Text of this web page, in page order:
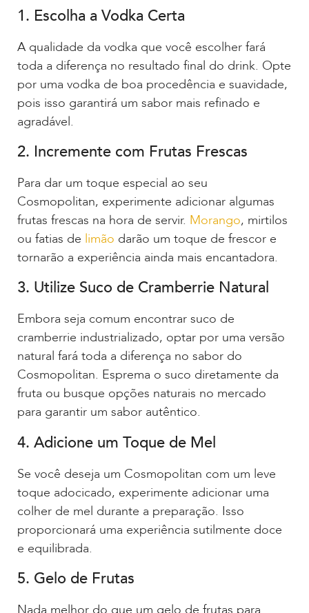
1. Escolha a Vodka Certa
A qualidade da vodka que você escolher fará
toda a diferença no resultado final do drink. Opte
por uma vodka de boa procedência e suavidade,
pois isso garantirá um sabor mais refinado e
agradável.
2. Incremente com Frutas Frescas
Para dar um toque especial ao seu
Cosmopolitan, experimente adicionar algumas
frutas frescas na hora de servir. Morango, mirtilos
ou fatias de limão darão um toque de frescor e
tornarão a experiência ainda mais encantadora.
3. Utilize Suco de Cramberrie Natural
Embora seja comum encontrar suco de
cramberrie industrializado, optar por uma versão
natural fará toda a diferença no sabor do
Cosmopolitan. Esprema o suco diretamente da
fruta ou busque opções naturais no mercado
para garantir um sabor autêntico.
4. Adicione um Toque de Mel
Se você deseja um Cosmopolitan com um leve
toque adocicado, experimente adicionar uma
colher de mel durante a preparação. Isso
proporcionará uma experiência sutilmente doce
e equilibrada.
5. Gelo de Frutas